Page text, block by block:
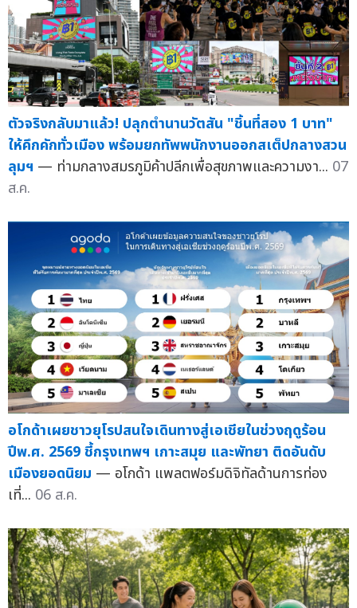
ตัวจริงกลับมาแล้ว! ปลุกตำนานวัตสัน "ชิ้นที่สอง 1 บาท"
ให้คึกคักทั่วเมือง พร้อมยกทัพพนักงานออกสเต็ปกลางสวน
ลุมฯ — ท่ามกลางสมรภูมิค้าปลีกเพื่อสุขภาพและความงา... 07
ส.ค.
อโกด้าเผยชาวยุโรปสนใจเดินทางสู่เอเชียในช่วงฤดูร้อน
ปีพ.ศ. 2569 ชี้กรุงเทพฯ เกาะสมุย และพัทยา ติดอันดับ
เมืองยอดนิยม — อโกด้า แพลตฟอร์มดิจิทัลด้านการท่อง
เที่... 06 ส.ค.